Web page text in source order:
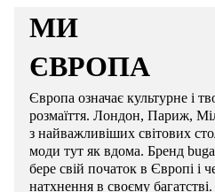
МИ
ЄВРОПА
Європа означає культурне і
розмаїття. Лондон, Париж,
з найважливіших світових
моди тут як вдома. Бренд
бере свій початок в Європі і
натхнення в своєму